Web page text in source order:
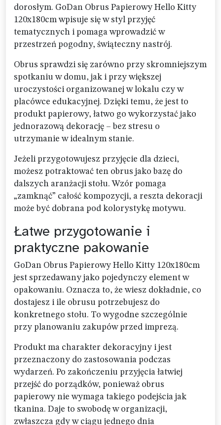
dorosłym. GoDan Obrus Papierowy Hello Kitty
120x180cm wpisuje się w styl przyjęć
tematycznych i pomaga wprowadzić w
przestrzeń pogodny, świąteczny nastrój.
Obrus sprawdzi się zarówno przy skromniejszym
spotkaniu w domu, jak i przy większej
uroczystości organizowanej w lokalu czy w
placówce edukacyjnej. Dzięki temu, że jest to
produkt papierowy, łatwo go wykorzystać jako
jednorazową dekorację – bez stresu o
utrzymanie w idealnym stanie.
Jeżeli przygotowujesz przyjęcie dla dzieci,
możesz potraktować ten obrus jako bazę do
dalszych aranżacji stołu. Wzór pomaga
„zamknąć” całość kompozycji, a reszta dekoracji
może być dobrana pod kolorystykę motywu.
Łatwe przygotowanie i
praktyczne pakowanie
GoDan Obrus Papierowy Hello Kitty 120x180cm
jest sprzedawany jako pojedynczy element w
opakowaniu. Oznacza to, że wiesz dokładnie, co
dostajesz i ile obrusu potrzebujesz do
konkretnego stołu. To wygodne szczególnie
przy planowaniu zakupów przed imprezą.
Produkt ma charakter dekoracyjny i jest
przeznaczony do zastosowania podczas
wydarzeń. Po zakończeniu przyjęcia łatwiej
przejść do porządków, ponieważ obrus
papierowy nie wymaga takiego podejścia jak
tkanina. Daje to swobodę w organizacji,
zwłaszcza gdy w ciągu jednego dnia